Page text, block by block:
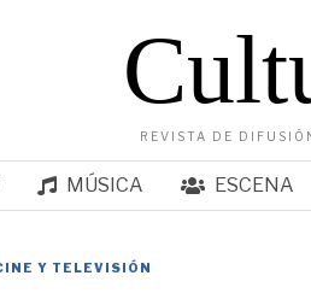
REVISTA DE
MÚSICA ESCENA
Y TELEVISIÓN